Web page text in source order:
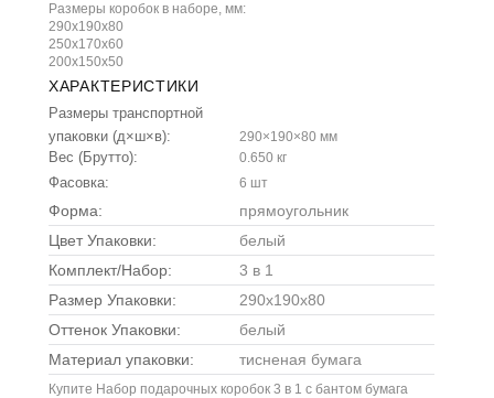
Размеры коробок в наборе, мм:
290х190х80
250х170х60
200х150х50
ХАРАКТЕРИСТИКИ
Размеры транспортной
упаковки (д×ш×в):
290×190×80 мм
Вес (Брутто): 0.650 кг
Фасовка: 6 шт
Форма:
прямоугольник
Цвет Упаковки:
белый
Комплект/Набор:
3 в 1
Размер Упаковки:
290x190x80
Оттенок Упаковки:
белый
Материал упаковки:
тисненая бумага
Купите Набор подарочных коробок 3 в 1 с бантом бумага